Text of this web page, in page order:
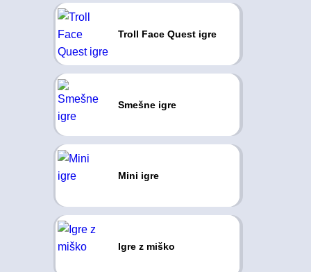
Troll Face Quest igre
Smešne igre
Mini igre
Igre z miško